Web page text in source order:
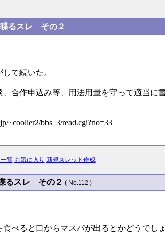
喋るスレ その２
て続いた。
合作申込み等、用法用量を守って適当に
~coolier2/bbs_3/read.cgi?no=33
覧 お気に入り 新規スレッド作成
るスレ その２ ( No.112 )
べると口からマスパが出るとかどうでしょ